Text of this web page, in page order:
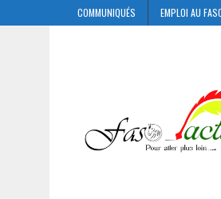
COMMUNIQUÉS EMPLOI AU